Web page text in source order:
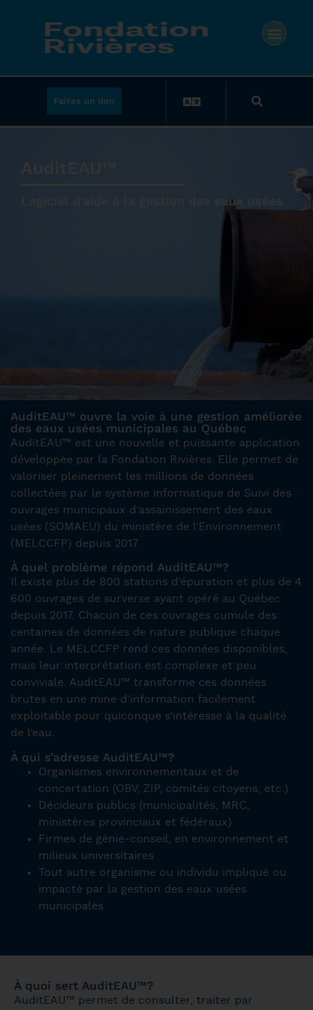
Faites un don
Logiciel d'aide à la gestion des eaux usées
AuditEAU™ ouvre la voie à une gestion améliorée
des eaux usées municipales au Québec
AuditEAU™ est une nouvelle et puissante application
développée par la Fondation Rivières. Elle permet de
valoriser pleinement les millions de données
collectées par le système informatique de Suivi des
ouvrages municipaux d’assainissement des eaux
usées (SOMAEU) du ministère de l’Environnement
(MELCCFP) depuis 2017.
À quel problème répond AuditEAU™?
Il existe plus de 800 stations d’épuration et plus de 4
600 ouvrages de surverse ayant opéré au Québec
depuis 2017. Chacun de ces ouvrages cumule des
centaines de données de nature publique chaque
année. Le MELCCFP rend ces données disponibles,
mais leur interprétation est complexe et peu
conviviale. AuditEAU™ transforme ces données
brutes en une mine d’information facilement
exploitable pour quiconque s’intéresse à la qualité
de l’eau.
À qui s’adresse AuditEAU™?
Organismes environnementaux et de
concertation (OBV, ZIP, comités citoyens, etc.)
Décideurs publics (municipalités, MRC,
ministères provinciaux et fédéraux)
Firmes de génie-conseil, en environnement et
milieux universitaires
Tout autre organisme ou individu impliqué ou
impacté par la gestion des eaux usées
municipales
À quoi sert AuditEAU™?
AuditEAU™ permet de consulter, traiter par